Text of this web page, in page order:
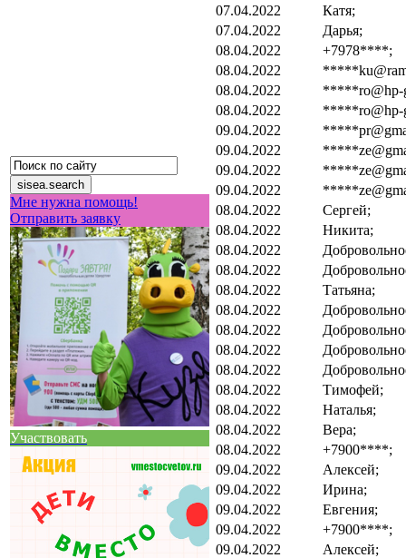
Мне нужна помощь!
Отправить заявку
Участвовать
07.04.2022
Катя;
07.04.2022
Дарья;
08.04.2022
+7978****;
08.04.2022
08.04.2022
*****ro@hp-
08.04.2022
*****ro@hp-
09.04.2022
09.04.2022
09.04.2022
09.04.2022
08.04.2022
Сергей;
08.04.2022
Никита;
08.04.2022
08.04.2022
08.04.2022
Татьяна;
08.04.2022
08.04.2022
08.04.2022
08.04.2022
08.04.2022
Тимофей;
08.04.2022
Наталья;
08.04.2022
Вера;
08.04.2022
+7900****;
09.04.2022
Алексей;
09.04.2022
Ирина;
09.04.2022
Евгения;
09.04.2022
+7900****;
09.04.2022
Алексей;